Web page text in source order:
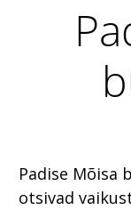
Padise Mõisa
otsivad